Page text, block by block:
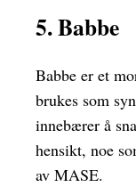
5. Babbe
Babbe er et
brukes som
innebærer å
hensikt, noe
av MASE.